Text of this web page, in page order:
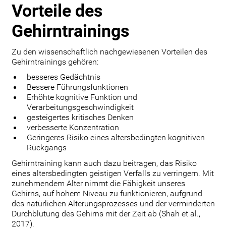
Vorteile des
Gehirntrainings
Zu den wissenschaftlich nachgewiesenen Vorteilen des
Gehirntrainings gehören:
besseres Gedächtnis
Bessere Führungsfunktionen
Erhöhte kognitive Funktion und
Verarbeitungsgeschwindigkeit
gesteigertes kritisches Denken
verbesserte Konzentration
Geringeres Risiko eines altersbedingten kognitiven
Rückgangs
Gehirntraining kann auch dazu beitragen, das Risiko
eines altersbedingten geistigen Verfalls zu verringern. Mit
zunehmendem Alter nimmt die Fähigkeit unseres
Gehirns, auf hohem Niveau zu funktionieren, aufgrund
des natürlichen Alterungsprozesses und der verminderten
Durchblutung des Gehirns mit der Zeit ab (Shah et al.,
2017).